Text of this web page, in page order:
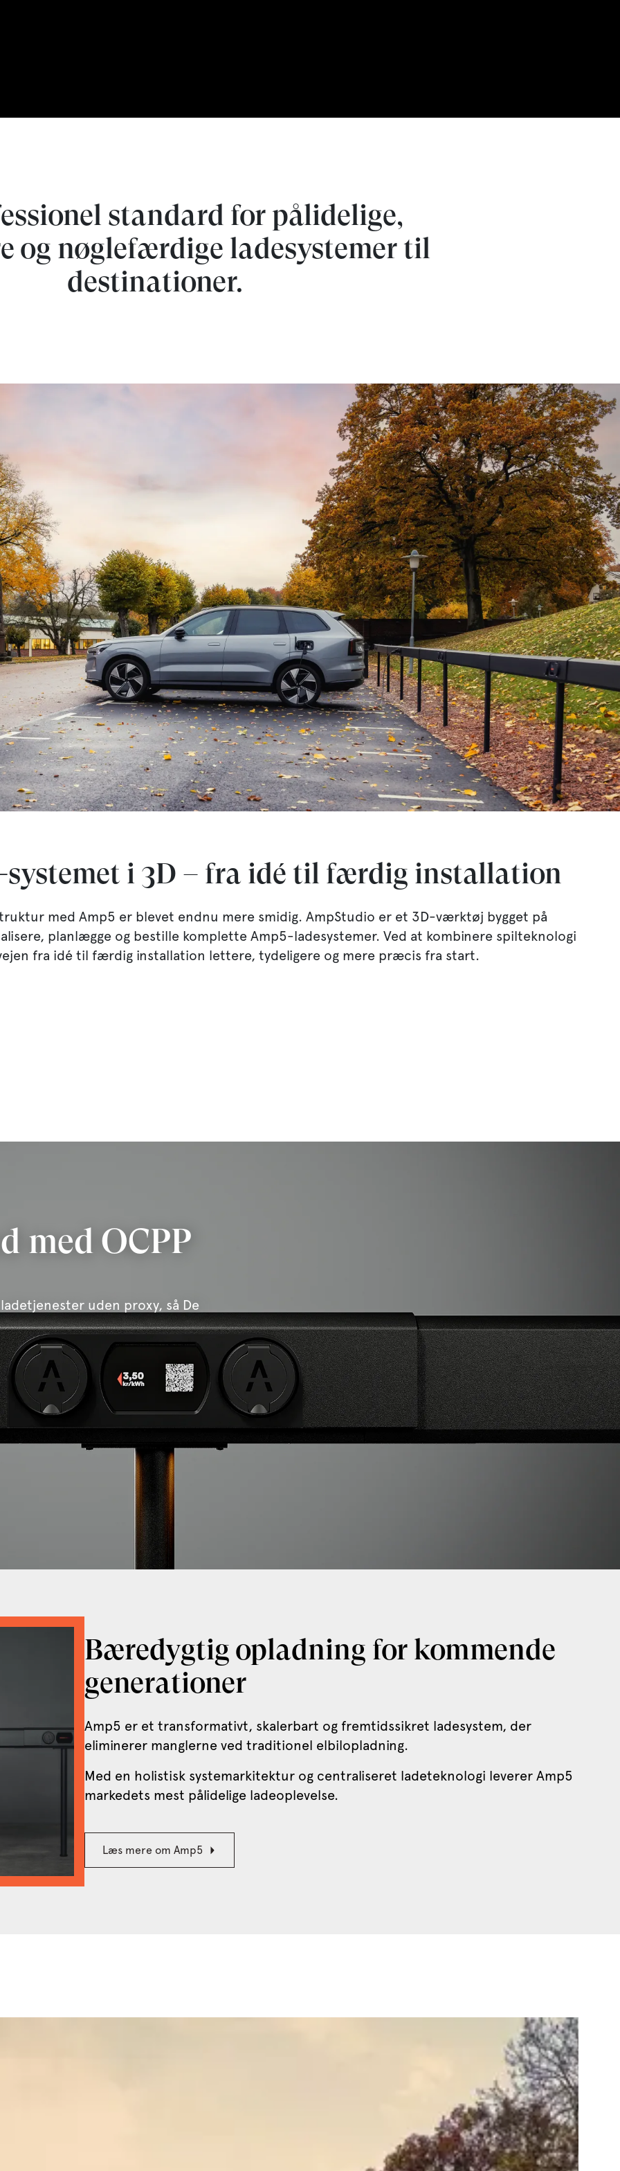
standard for pålidelige,
og nøglefærdige ladesystemer til
destinationer.
i 3D – fra idé til færdig installation
med Amp5 er blevet endnu mere smidig. AmpStudio er et 3D-værktøj bygget på
planlægge og bestille komplette Amp5-ladesystemer. Ved at kombinere spilteknologi
fra idé til færdig installation lettere, tydeligere og mere præcis fra start.
med OCPP
uden proxy, så De
Bæredygtig opladning for kommende
generationer
Amp5 er et transformativt, skalerbart og fremtidssikret ladesystem, der
eliminerer manglerne ved traditionel elbilopladning.
Med en holistisk systemarkitektur og centraliseret ladeteknologi leverer Amp5
markedets mest pålidelige ladeoplevelse.
Læs mere om Amp5